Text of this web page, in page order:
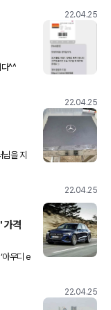
22.04.25
다^^
22.04.25
을 지
인이
22.04.25
가격
아우디 e
‘아
22.04.25